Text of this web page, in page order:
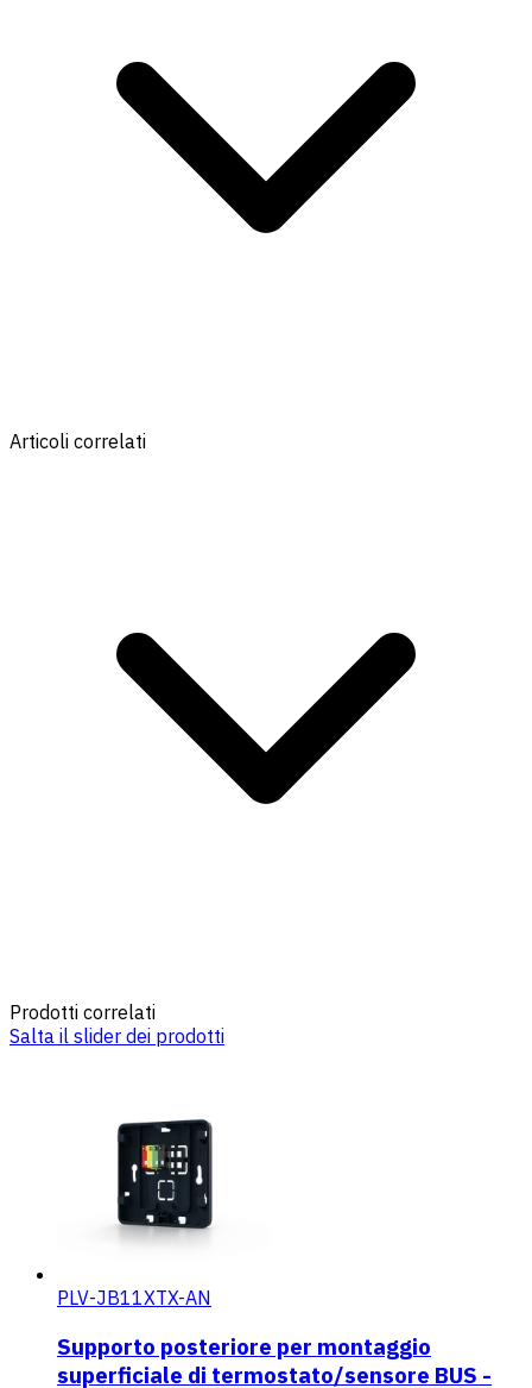
Articoli correlati
Prodotti correlati
Salta il slider dei prodotti
PLV-JB11XTX-AN
Supporto posteriore per montaggio
superficiale di termostato/sensore BUS -